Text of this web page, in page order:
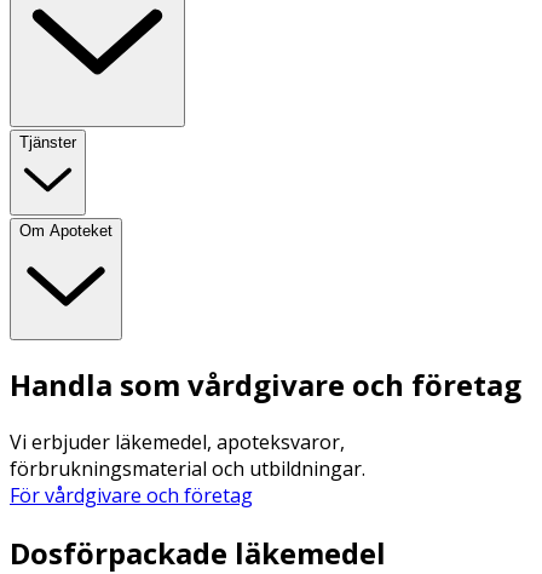
Tjänster
Om Apoteket
Handla som vårdgivare och företag
Vi erbjuder läkemedel, apoteksvaror,
förbrukningsmaterial och utbildningar.
För vårdgivare och företag
Dosförpackade läkemedel